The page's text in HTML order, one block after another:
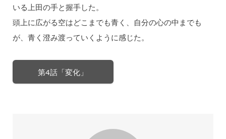
いる上田の手と握手した。
頭上に広がる空はどこまでも青く、自分の心の中までも
が、⻘く澄み渡っていくように感じた。
第4話「変化」